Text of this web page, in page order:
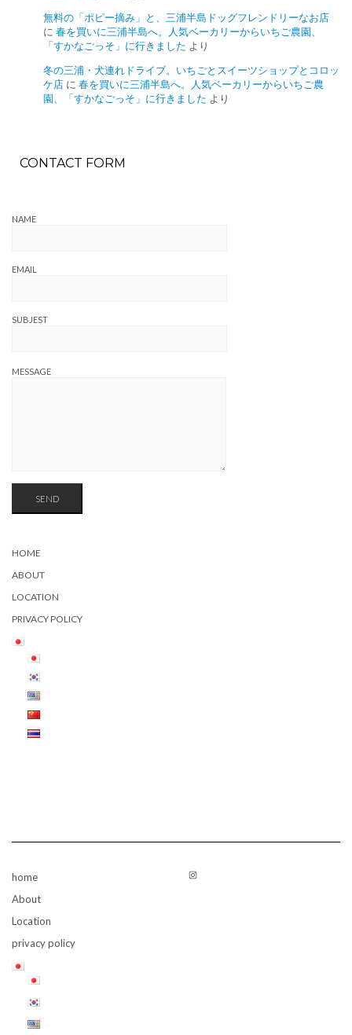
無料の「ポピー摘み」と、三浦半島ドッグフレンドリーなお店
に 春を買いに三浦半島へ。人気ベーカリーからいちご農園、
「すかなごっそ」に行きました より
冬の三浦・犬連れドライブ。いちごとスイーツショップとコロッ
ケ店 に 春を買いに三浦半島へ。人気ベーカリーからいちご農
園、「すかなごっそ」に行きました より
CONTACT FORM
NAME
EMAIL
SUBJEST
MESSAGE
HOME
ABOUT
LOCATION
PRIVACY POLICY
home
About
Location
privacy policy
Instagram